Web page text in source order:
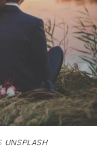
UNSPLASH